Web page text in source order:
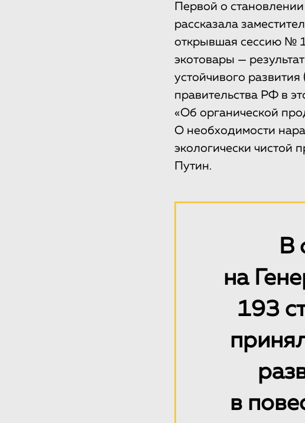
Первой о
рассказала
открывшая сессию №
экотовары —
устойчивого
правительства РФ в
«Об органической
О необходимости
экологически чистой
Путин.
В
на
193
в